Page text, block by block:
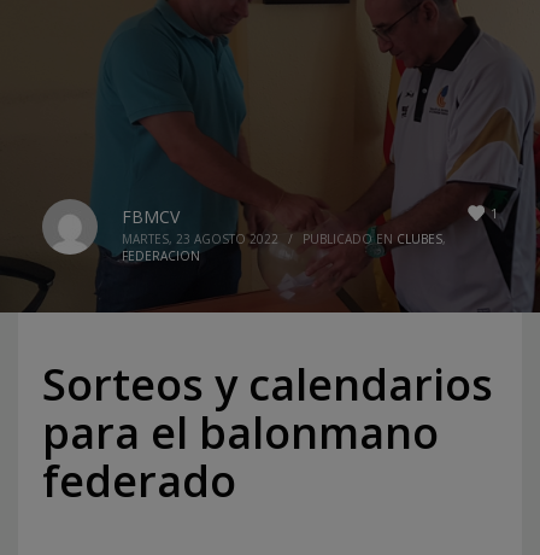
1
FBMCV
MARTES, 23 AGOSTO 2022 / PUBLICADO EN CLUBES,
FEDERACION
Sorteos y calendarios
para el balonmano
federado